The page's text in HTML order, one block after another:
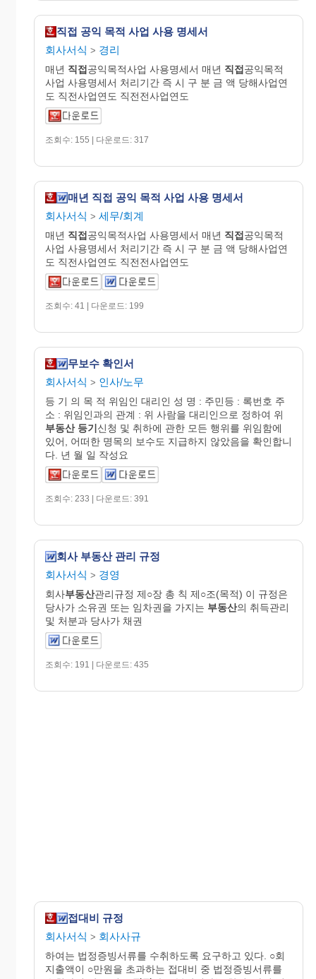
직접 공익 목적 사업 사용 명세서
회사서식 > 경리
매년 직접공익목적사업 사용명세서 매년 직접공익목적
사업 사용명세서 처리기간 즉 시 구 분 금 액 당해사업연
도 직전사업연도 직전전사업연도
조회수: 155 | 다운로드: 317
매년 직접 공익 목적 사업 사용 명세서
회사서식 > 세무/회계
매년 직접공익목적사업 사용명세서 매년 직접공익목적
사업 사용명세서 처리기간 즉 시 구 분 금 액 당해사업연
도 직전사업연도 직전전사업연도
조회수: 41 | 다운로드: 199
무보수 확인서
회사서식 > 인사/노무
등 기 의 목 적 위임인 대리인 성 명 : 주민등 : 록번호 주
소 : 위임인과의 관계 : 위 사람을 대리인으로 정하여 위
부동산 등기신청 및 취하에 관한 모든 행위를 위임함에
있어, 어떠한 명목의 보수도 지급하지 않았음을 확인합니
다. 년 월 일 작성요
조회수: 233 | 다운로드: 391
회사 부동산 관리 규정
회사서식 > 경영
회사부동산관리규정 제○장 총 칙 제○조(목적) 이 규정은
당사가 소유권 또는 임차권을 가지는 부동산의 취득관리
및 처분과 당사가 채권
조회수: 191 | 다운로드: 435
접대비 규정
회사서식 > 회사사규
하여는 법정증빙서류를 수취하도록 요구하고 있다. ○회
지출액이 ○만원을 초과하는 접대비 중 법정증빙서류를